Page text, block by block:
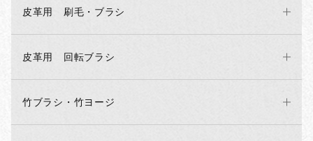
皮革用 刷毛・ブラシ
皮革用 回転ブラシ
竹ブラシ・竹ヨージ
お買い物を続ける